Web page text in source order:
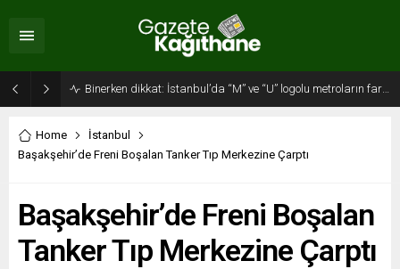
Home
İstanbul
Başakşehir’de Freni Boşalan Tanker Tıp Merkezine Çarptı
Başakşehir’de Freni Boşalan
Tanker Tıp Merkezine Çarptı